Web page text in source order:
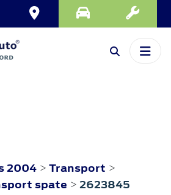
2004 > Transport >
spate > 2623845